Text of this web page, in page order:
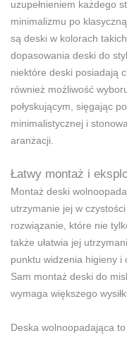
uzupełnieniem każdego
minimalizmu po
są deski w kolorach
dopasowania deski do
niektóre deski posiadają
również możliwość
połyskującym, sięgając
minimalistycznej i
aranżacji.
Łatwy montaż i
Montaż deski
utrzymanie jej w
rozwiązanie, które nie
także ułatwia jej
punktu widzenia higieny i
Sam montaż deski do
wymaga większego
Deska wolnoopadająca